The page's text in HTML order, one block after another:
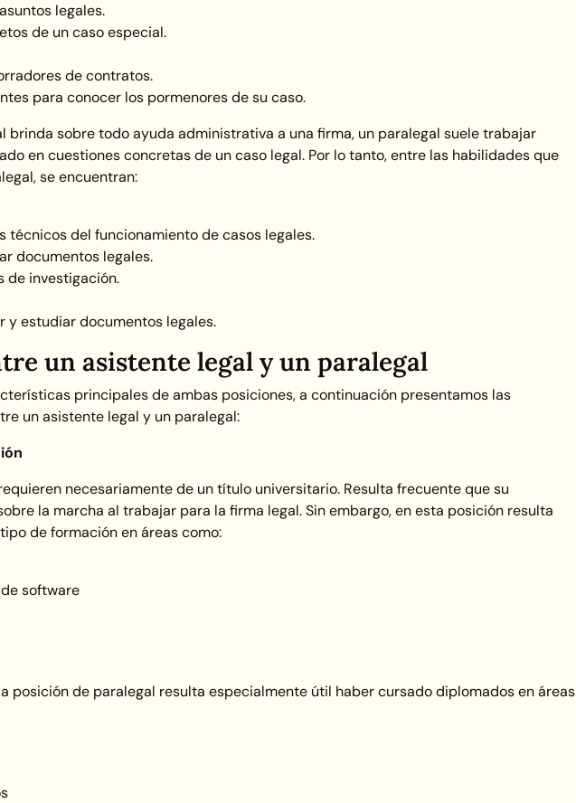
legales.
de un caso especial.
de contratos.
para conocer los pormenores de su caso.
brinda sobre todo ayuda administrativa a una firma, un paralegal suele trabajar
en cuestiones concretas de un caso legal. Por lo tanto, entre las habilidades que
se encuentran:
técnicos del funcionamiento de casos legales.
documentos legales.
de investigación.
y estudiar documentos legales.
un asistente legal y un paralegal
principales de ambas posiciones, a continuación presentamos las
un asistente legal y un paralegal:
necesariamente de un título universitario. Resulta frecuente que su
la marcha al trabajar para la firma legal. Sin embargo, en esta posición resulta
de formación en áreas como:
software
posición de paralegal resulta especialmente útil haber cursado diplomados en áreas